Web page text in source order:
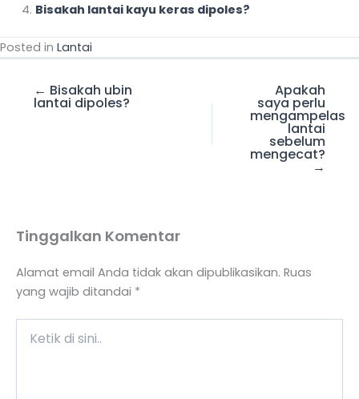
Bisakah lantai kayu keras dipoles?
Posted in Lantai
← Bisakah ubin
lantai dipoles?
Apakah
saya perlu
mengampelas
lantai
sebelum
mengecat?
→
Tinggalkan Komentar
Alamat email Anda tidak akan dipublikasikan. Ruas
yang wajib ditandai *